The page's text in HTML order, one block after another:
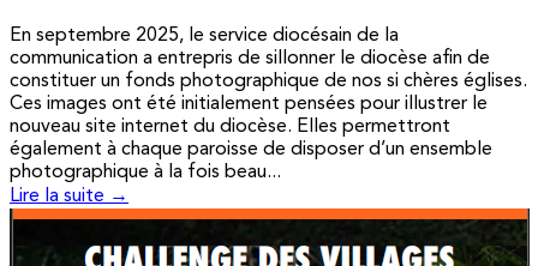
En septembre 2025, le service diocésain de la
communication a entrepris de sillonner le diocèse afin de
constituer un fonds photographique de nos si chères églises.
Ces images ont été initialement pensées pour illustrer le
nouveau site internet du diocèse. Elles permettront
également à chaque paroisse de disposer d’un ensemble
photographique à la fois beau...
Lire la suite →